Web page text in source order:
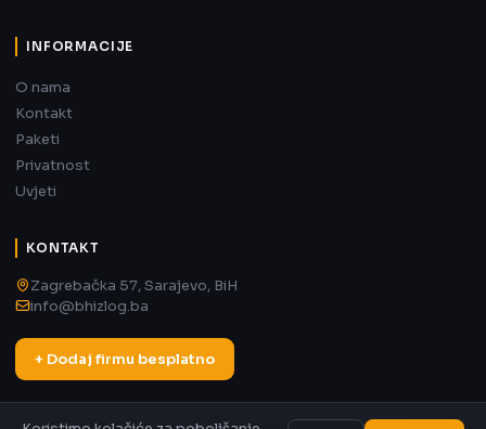
INFORMACIJE
O nama
Kontakt
Paketi
Privatnost
Uvjeti
KONTAKT
Zagrebačka 57, Sarajevo, BiH
info@bhizlog.ba
+ Dodaj firmu besplatno